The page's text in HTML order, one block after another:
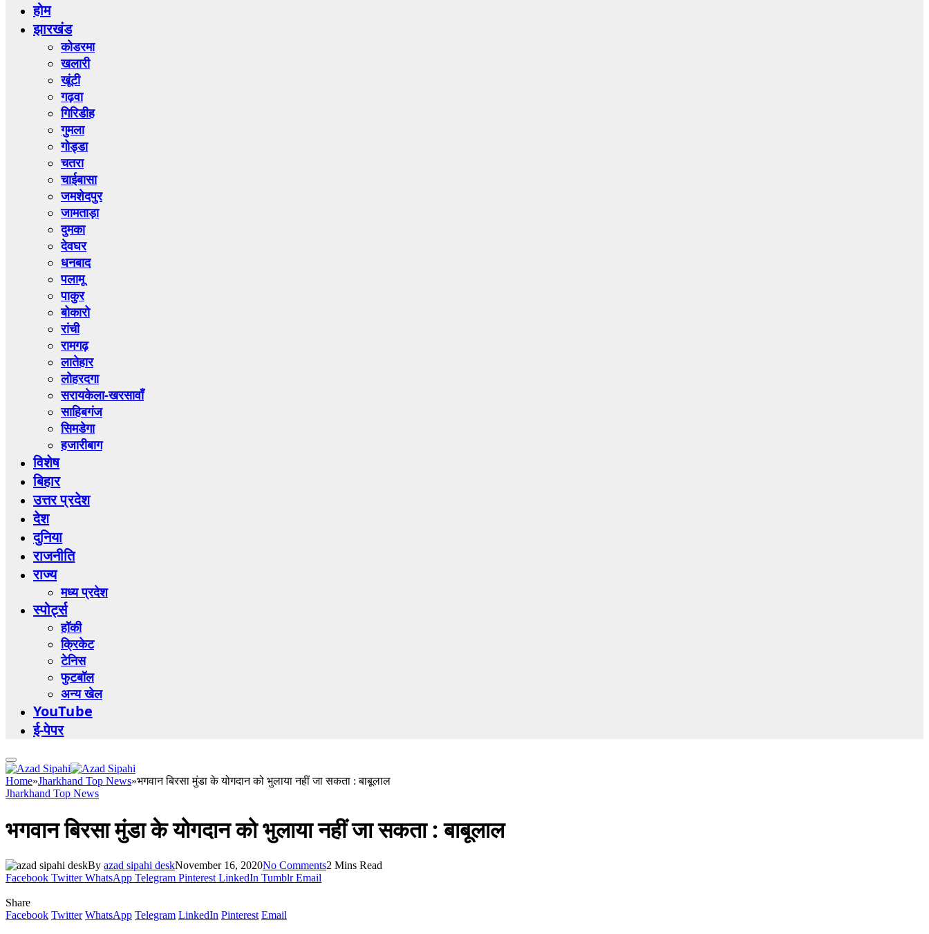
होम
झारखंड
कोडरमा
खलारी
खूंटी
गढ़वा
गिरिडीह
गुमला
गोड्डा
चतरा
चाईबासा
जमशेदपुर
जामताड़ा
दुमका
देवघर
धनबाद
पलामू
पाकुर
बोकारो
रांची
रामगढ़
लातेहार
लोहरदगा
सरायकेला-खरसावाँ
साहिबगंज
सिमडेगा
हजारीबाग
विशेष
बिहार
उत्तर प्रदेश
देश
दुनिया
राजनीति
राज्य
मध्य प्रदेश
स्पोर्ट्स
हॉकी
क्रिकेट
टेनिस
फुटबॉल
अन्य खेल
YouTube
ई-पेपर
Home»Jharkhand Top News»भगवान बिरसा मुंडा के योगदान को भुलाया नहीं जा सकता : बाबूलाल
Jharkhand Top News
भगवान बिरसा मुंडा के योगदान को भुलाया नहीं जा सकता : बाबूलाल
By azad sipahi deskNovember 16, 2020No Comments2 Mins Read
Facebook Twitter WhatsApp Telegram Pinterest LinkedIn Tumblr Email
Share
Facebook Twitter WhatsApp Telegram LinkedIn Pinterest Email